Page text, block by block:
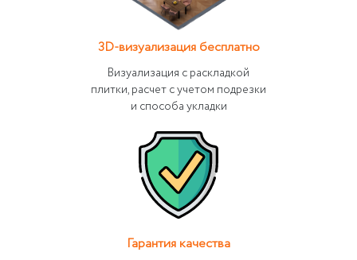
3D-визуализация бесплатно
Визуализация с раскладкой
плитки, расчет с учетом подрезки
и способа укладки
Гарантия качества